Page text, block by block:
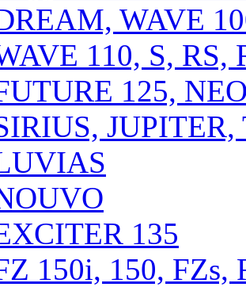
WAVE
110, S, RS,
125,
JUPITER,
135
150i, 150, FZs,